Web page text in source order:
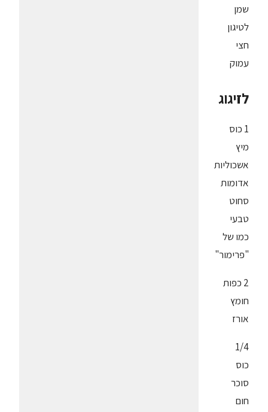
שמן
לטיגון
חצי
עמוק
לזיגוג
1 כוס
מיץ
אשכוליות
אדומות
סחוט
טבעי
כמו של
"פרימור"
2 כפות
חומץ
אורז
1/4
כוס
סוכר
חום